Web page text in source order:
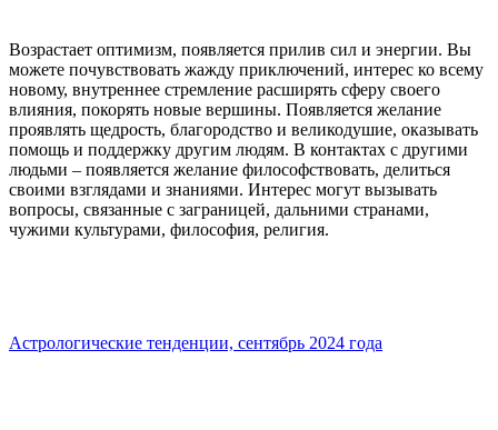
Возрастает оптимизм, появляется прилив сил и энергии. Вы
можете почувствовать жажду приключений, интерес ко всему
новому, внутреннее стремление расширять сферу своего
влияния, покорять новые вершины. Появляется желание
проявлять щедрость, благородство и великодушие, оказывать
помощь и поддержку другим людям. В контактах с другими
людьми – появляется желание философствовать, делиться
своими взглядами и знаниями. Интерес могут вызывать
вопросы, связанные с заграницей, дальними странами,
чужими культурами, философия, религия.
Астрологические тенденции, сентябрь 2024 года